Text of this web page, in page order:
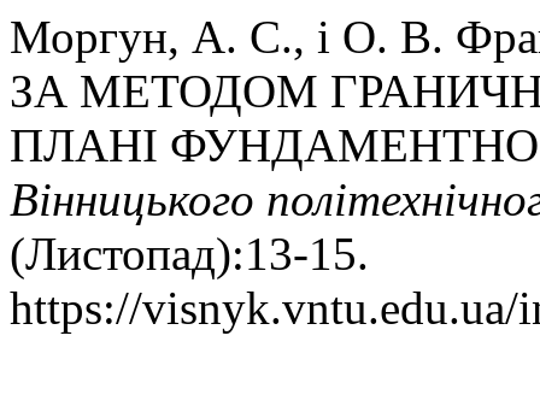
Моргун, А. С., і О. В.
ЗА МЕТОДОМ
ПЛАНІ
Вінницького
(Листопад):13-15.
https://